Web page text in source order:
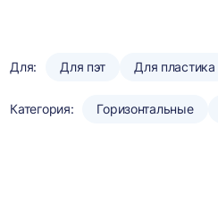
Для: Для пэт Для пластика
Категория: Горизонтальные